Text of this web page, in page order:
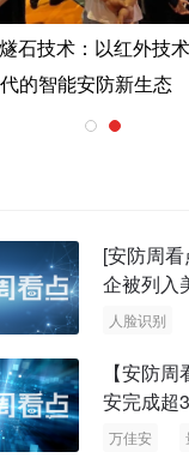
石技术：以红外技
的智能安防新生态
[安防周
企被列入
单” 中国
人脸识别
【安防
安完成超
国内首批
万佳安